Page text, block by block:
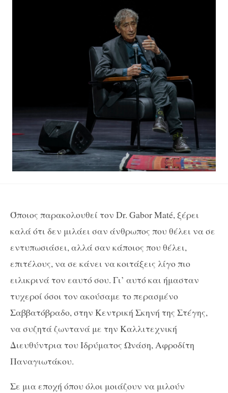
Όποιος παρακολουθεί τον Dr. Gabor Maté, ξέρει
καλά ότι δεν μιλάει σαν άνθρωπος που θέλει να σε
εντυπωσιάσει, αλλά σαν κάποιος που θέλει,
επιτέλους, να σε κάνει να κοιτάξεις λίγο πιο
ειλικρινά τον εαυτό σου. Γι’ αυτό και ήμασταν
τυχεροί όσοι τον ακούσαμε το περασμένο
Σαββατόβραδο, στην Κεντρική Σκηνή της Στέγης,
να συζητά ζωντανά με την Καλλιτεχνική
Διευθύντρια του Ιδρύματος Ωνάση, Αφροδίτη
Παναγιωτάκου.
Σε μια εποχή όπου όλοι μοιάζουν να μιλούν